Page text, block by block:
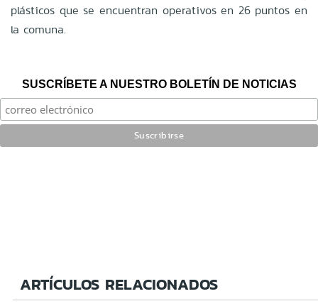
plásticos que se encuentran operativos en 26 puntos en
la comuna.
SUSCRÍBETE A NUESTRO BOLETÍN DE NOTICIAS
ARTÍCULOS RELACIONADOS